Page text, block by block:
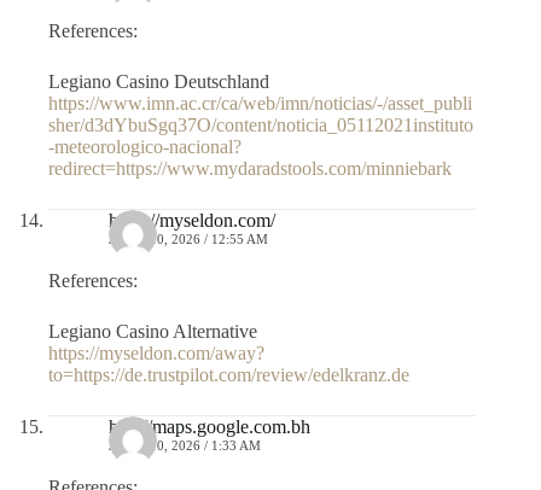
References:
Legiano Casino Deutschland
https://www.imn.ac.cr/ca/web/imn/noticias/-/asset_publi
sher/d3dYbuSgq37O/content/noticia_05112021instituto
-meteorologico-nacional?
redirect=https://www.mydaradstools.com/minniebark
https://myseldon.com/
JULIO 10, 2026 / 12:55 AM
References:
Legiano Casino Alternative
https://myseldon.com/away?
to=https://de.trustpilot.com/review/edelkranz.de
http://maps.google.com.bh
JULIO 10, 2026 / 1:33 AM